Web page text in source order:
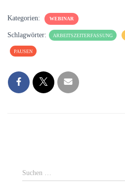
Kategorien: WEBINAR
Schlagwörter: ARBEITSZEITERFASSUNG
PAUSEN
S
u
Suchen …